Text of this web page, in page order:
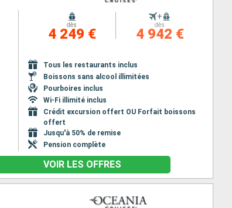
dès
4 249 €
+
dès
4 942 €
Tous les restaurants inclus
Boissons sans alcool illimitées
Pourboires inclus
Wi-Fi illimité inclus
Crédit excursion offert OU Forfait boissons
offert
Jusqu'à 50% de remise
Pension complète
VOIR LES OFFRES